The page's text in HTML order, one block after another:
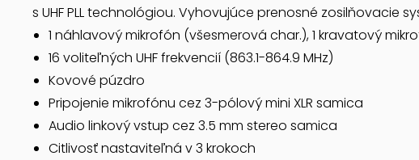
s UHF PLL technológiou. Vyhovujúce prenosné zosilňovacie
1 náhlavový mikrofón (všesmerová char.), 1 kravatový
16 voliteľných UHF frekvencií (863.1-864.9 MHz)
Kovové púzdro
Pripojenie mikrofónu cez 3-pólový mini XLR samica
Audio linkový vstup cez 3.5 mm stereo samica
Citlivosť nastaviteľná v 3 krokoch